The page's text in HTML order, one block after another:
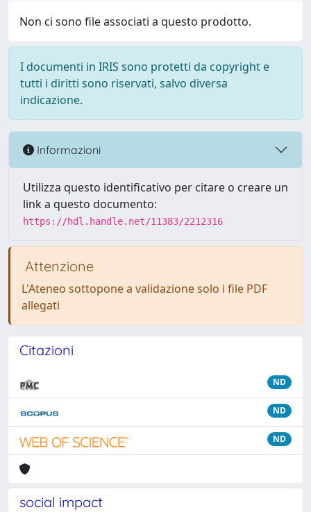
Non ci sono file associati a questo prodotto.
I documenti in IRIS sono protetti da copyright e
tutti i diritti sono riservati, salvo diversa
indicazione.
Informazioni
Utilizza questo identificativo per citare o creare un
link a questo documento:
https://hdl.handle.net/11383/2212316
Attenzione
L'Ateneo sottopone a validazione solo i file PDF
allegati
Citazioni
ND
ND
ND
social impact